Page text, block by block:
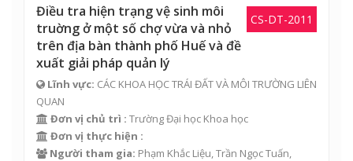
CS-DT-2011
Điều tra hiện trạng vệ sinh môi
truờng ở một số chợ vừa và nhỏ
trên địa bàn thành phố Huế và đề
xuất giải pháp quản lý
Lĩnh vực: CÁC KHOA HỌC TRÁI ĐẤT VÀ MÔI TRƯỜNG LIÊN
QUAN
Đơn vị chủ trì : Trường Đại học Khoa học
Đơn vị thực hiện :
Người tham gia: Phạm Khắc Liệu,Trần Ngọc Tuấn,